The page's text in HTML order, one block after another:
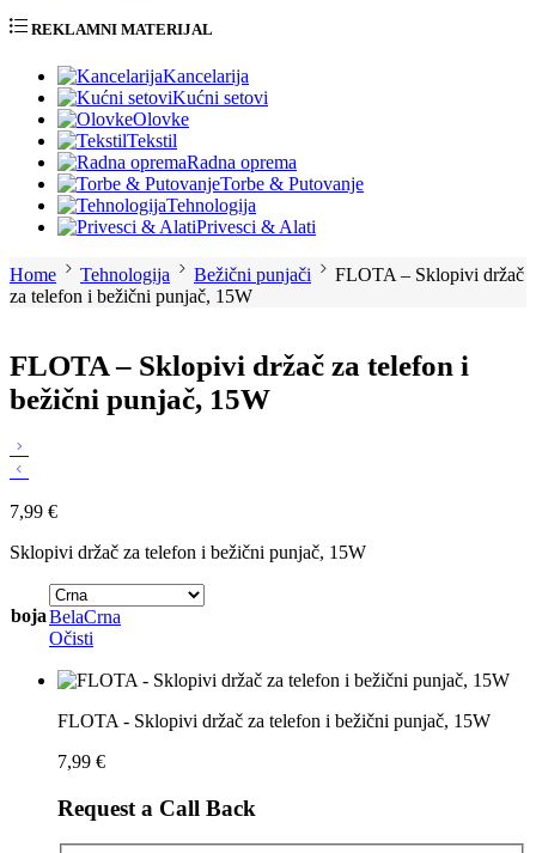
REKLAMNI MATERIJAL
Kancelarija
Kućni setovi
Olovke
Tekstil
Radna oprema
Torbe & Putovanje
Tehnologija
Privesci & Alati
Home Tehnologija Bežični punjači
FLOTA – Sklopivi držač
za telefon i bežični punjač, 15W
FLOTA – Sklopivi držač za telefon i
bežični punjač, 15W
7,99 €
Sklopivi držač za telefon i bežični punjač, 15W
bojaBelaCrna
Očisti
FLOTA - Sklopivi držač za telefon i bežični punjač, 15W
7,99 €
Request a Call Back